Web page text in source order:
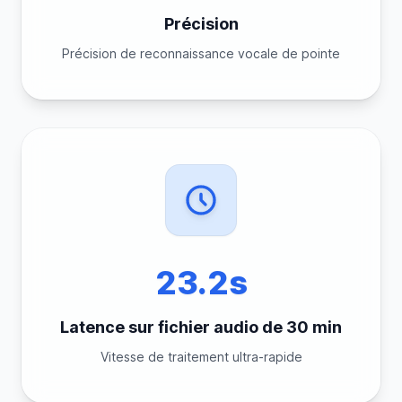
Précision
Précision de reconnaissance vocale de pointe
23.2s
Latence sur fichier audio de 30 min
Vitesse de traitement ultra-rapide